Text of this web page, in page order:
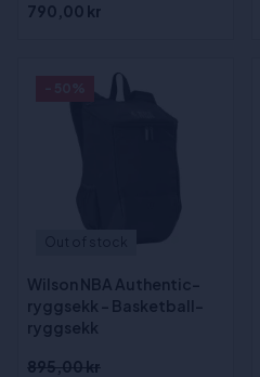
790,00 kr
Wilson NBA Authentic-
ryggsekk - Basketball-
ryggsekk
895,00 kr